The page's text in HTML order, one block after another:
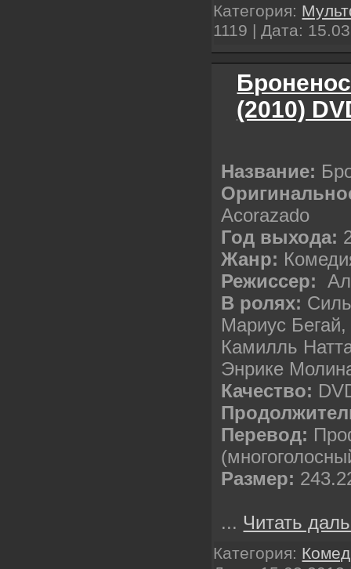
Категория:
1119 | Дата:
(2010)
Название:
Acorazado
Год выхода:
Жанр:
Режиссер:
В ролях:
Мариус
Камилль
Энрике
Качество:
Перевод:
Размер:
... Читать
Категория: